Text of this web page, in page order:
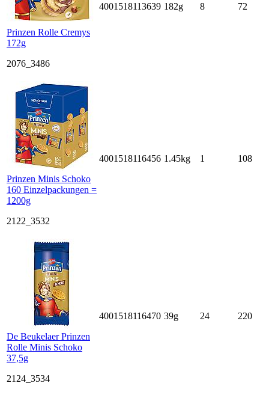
Prinzen Rolle Cremys
172g
2076_3486
4001518113639 182g 8 72
Prinzen Minis Schoko
160 Einzelpackungen =
1200g
2122_3532
4001518116456 1.45kg 1 108
De Beukelaer Prinzen
Rolle Minis Schoko
37,5g
2124_3534
4001518116470 39g 24 220